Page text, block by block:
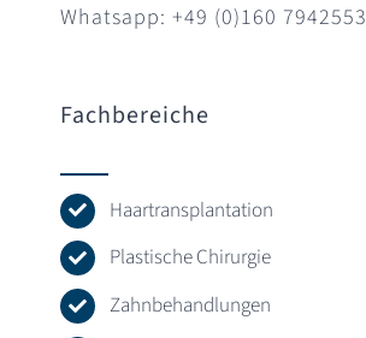
Whatsapp: +49 (0)160 7942553
Fachbereiche
Haartransplantation
Plastische Chirurgie
Zahnbehandlungen